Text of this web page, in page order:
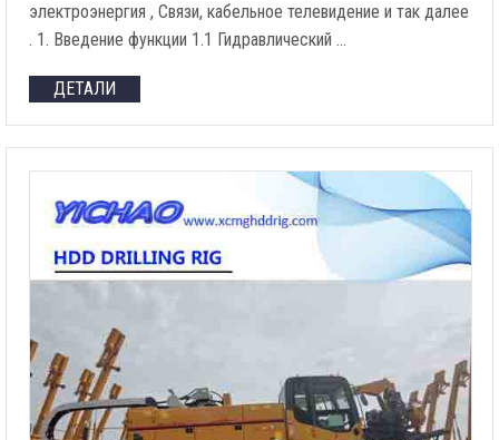
электроэнергия , Связи, кабельное телевидение и так далее
. 1. Введение функции 1.1 Гидравлический …
ДЕТАЛИ